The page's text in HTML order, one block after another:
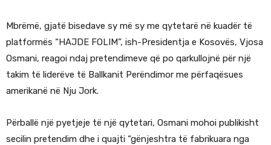
Mbrëmë, gjatë bisedave sy më sy me qytetarë në kuadër të
platformës “HAJDE FOLIM”, ish-Presidentja e Kosovës, Vjosa
Osmani, reagoi ndaj pretendimeve që po qarkullojnë për një
takim të liderëve të Ballkanit Perëndimor me përfaqësues
amerikanë në Nju Jork.
Përballë një pyetjeje të një qytetari, Osmani mohoi publikisht
secilin pretendim dhe i quajti “gënjeshtra të fabrikuara nga